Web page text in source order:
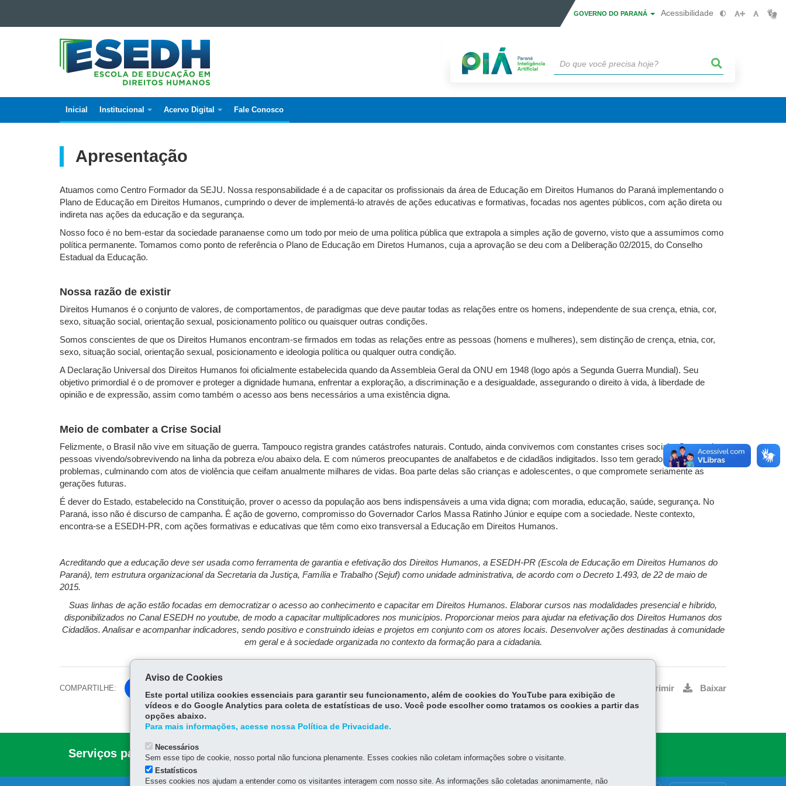
Ir para a navegação
Mapa do site
GOVERNO DO PARANÁ Acessibilidade
ESCOLA
DE
EDUCAÇÃO
DIREITOS
HUMANOS
Navegação
Inicial Institucional Acervo Digital Fale Conosco
Apresentação
Atuamos como Centro Formador da SEJU. Nossa responsabilidade é a de capacitar os profissionais da área de Educação em Direitos Humanos do Paraná implementando o
Plano de Educação em Direitos Humanos, cumprindo o dever de implementá-lo através de ações educativas e formativas, focadas nos agentes públicos, com ação direta ou
indireta nas ações da educação e da segurança.
Nosso foco é no bem-estar da sociedade paranaense como um todo por meio de uma política pública que extrapola a simples ação de governo, visto que a assumimos como
política permanente. Tomamos como ponto de referência o Plano de Educação em Diretos Humanos, cuja a aprovação se deu com a Deliberação 02/2015, do Conselho
Estadual da Educação.
Nossa razão de existir
Direitos Humanos é o conjunto de valores, de comportamentos, de paradigmas que deve pautar todas as relações entre os homens, independente de sua crença, etnia, cor,
sexo, situação social, orientação sexual, posicionamento político ou quaisquer outras condições.
Somos conscientes de que os Direitos Humanos encontram-se firmados em todas as relações entre as pessoas (homens e mulheres), sem distinção de crença, etnia, cor,
sexo, situação social, orientação sexual, posicionamento e ideologia política ou qualquer outra condição.
A Declaração Universal dos Direitos Humanos foi oficialmente estabelecida quando da Assembleia Geral da ONU em 1948 (logo após a Segunda Guerra Mundial). Seu
objetivo primordial é o de promover e proteger a dignidade humana, enfrentar a exploração, a discriminação e a desigualdade, assegurando o direito à vida, à liberdade de
opinião e de expressão, assim como também o acesso aos bens necessários a uma existência digna.
Meio de combater a Crise Social
Felizmente, o Brasil não vive em situação de guerra. Tampouco registra grandes catástrofes naturais. Contudo, ainda convivemos com constantes crises sociais. Com muitas
pessoas vivendo/sobrevivendo na linha da pobreza e/ou abaixo dela. E com números preocupantes de analfabetos e de cidadãos indigitados. Isso tem gerado sérios
problemas, culminando com atos de violência que ceifam anualmente milhares de vidas. Boa parte delas são crianças e adolescentes, o que compromete seriamente as
gerações futuras.
É dever do Estado, estabelecido na Constituição, prover o acesso da população aos bens indispensáveis a uma vida digna; com moradia, educação, saúde, segurança. No
Paraná, isso não é discurso de campanha. É ação de governo, compromisso do Governador Carlos Massa Ratinho Júnior e equipe com a sociedade. Neste contexto,
encontra-se a ESEDH-PR, com ações formativas e educativas que têm como eixo transversal a Educação em Direitos Humanos.
Acreditando que a educação deve ser usada como ferramenta de garantia e efetivação dos Direitos Humanos, a ESEDH-PR (Escola de Educação em Direitos Humanos do
Paraná), tem estrutura organizacional da Secretaria da Justiça, Família e Trabalho (Sejuf) como unidade administrativa, de acordo com o Decreto 1.493, de 22 de maio de
2015.
Suas linhas de ação estão focadas em democratizar o acesso ao conhecimento e capacitar em Direitos Humanos. Elaborar cursos nas modalidades presencial e híbrido,
disponibilizados no Canal ESEDH no youtube, de modo a capacitar multiplicadores nos municípios. Proporcionar meios para ajudar na efetivação dos Direitos Humanos dos
Cidadãos. Analisar e acompanhar indicadores, sendo positivo e construindo ideias e projetos em conjunto com os atores locais. Desenvolver ações destinadas à comunidade
em geral e à sociedade organizada no contexto da formação para a cidadania.
COMPARTILHE:
ce
bo
ok
Tw
itt
Imprimir Baixar
Serviços para você! DIREITOS DENÚNCIAS
Aviso de Cookies
Este portal utiliza cookies essenciais para garantir seu funcionamento, além de cookies do YouTube para exibição de
vídeos e do Google Analytics para coleta de estatísticas de uso. Você pode escolher como tratamos os cookies a partir das
opções abaixo.
Para mais informações, acesse nossa Política de Privacidade.
Necessários
Sem esse tipo de cookie, nosso portal não funciona plenamente. Esses cookies não coletam informações sobre o visitante.
Estatísticos
Esses cookies nos ajudam a entender como os visitantes interagem com nosso site. As informações são coletadas anonimamente, não